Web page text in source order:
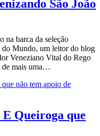
São João
na barca da seleção
do Mundo, um leitor do blog
Veneziano Vital do Rego
de mais uma…
Queiroga que